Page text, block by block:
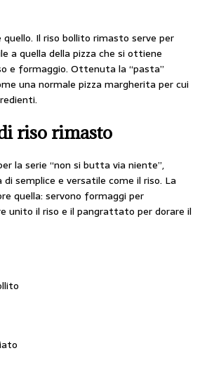
Il riso bollito rimasto serve per
a quella della pizza che si ottiene
e formaggio. Ottenuta la “pasta”
una normale pizza margherita per cui
riso rimasto
la serie “non si butta via niente”,
semplice e versatile come il riso. La
quella: servono formaggi per
unito il riso e il pangrattato per dorare il